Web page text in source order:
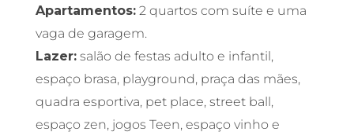
Apartamentos:2 quartos com suíte e uma
vaga de garagem.
Lazer:salão de festas adulto e infantil,
espaço brasa, playground, praça das mães,
quadra esportiva, pet place, street ball,
espaço zen, jogos Teen, espaço vinho e